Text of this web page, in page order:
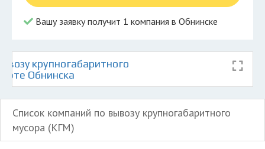
Вашу заявку получит 1 компания в Обнинске
крупногабаритного
Обнинска
Список компаний по вывозу крупногабаритного
мусора (КГМ)